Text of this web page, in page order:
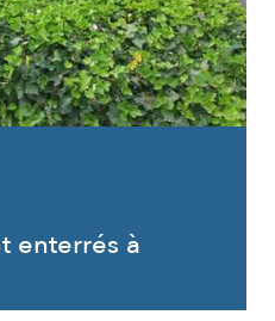
enterrés à